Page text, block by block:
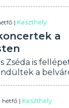
|Keszthely
a
Zséda is
a
hétfő |Keszthely